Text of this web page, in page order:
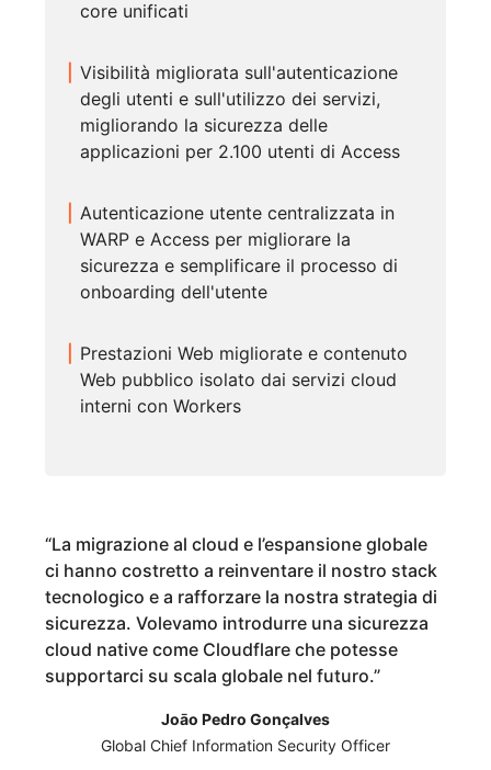
core unificati
Visibilità migliorata sull'autenticazione
degli utenti e sull'utilizzo dei servizi,
migliorando la sicurezza delle
applicazioni per 2.100 utenti di Access
Autenticazione utente centralizzata in
WARP e Access per migliorare la
sicurezza e semplificare il processo di
onboarding dell'utente
Prestazioni Web migliorate e contenuto
Web pubblico isolato dai servizi cloud
interni con Workers
“La migrazione al cloud e l’espansione globale
ci hanno costretto a reinventare il nostro stack
tecnologico e a rafforzare la nostra strategia di
sicurezza. Volevamo introdurre una sicurezza
cloud native come Cloudflare che potesse
supportarci su scala globale nel futuro.”
Joāo Pedro Gonçalves
Global Chief Information Security Officer